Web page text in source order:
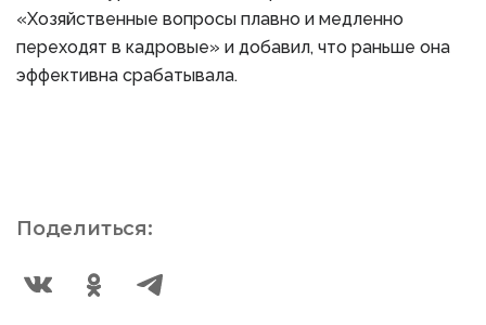
«Хозяйственные вопросы плавно и медленно
переходят в кадровые» и добавил, что раньше она
эффективна срабатывала.
Поделиться: